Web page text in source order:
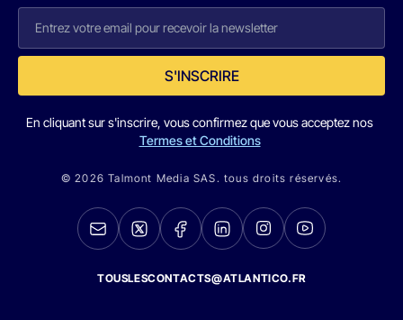
S'INSCRIRE
En cliquant sur s'inscrire, vous confirmez que vous acceptez nos
Termes et Conditions
© 2026 Talmont Media SAS. tous droits réservés.
TOUSLESCONTACTS@ATLANTICO.FR